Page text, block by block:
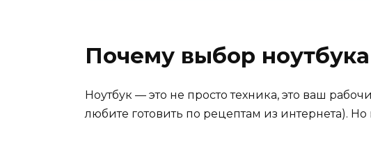
Почему выбор
Ноутбук — это не просто техника, это ваш
любите готовить по рецептам из интернета).